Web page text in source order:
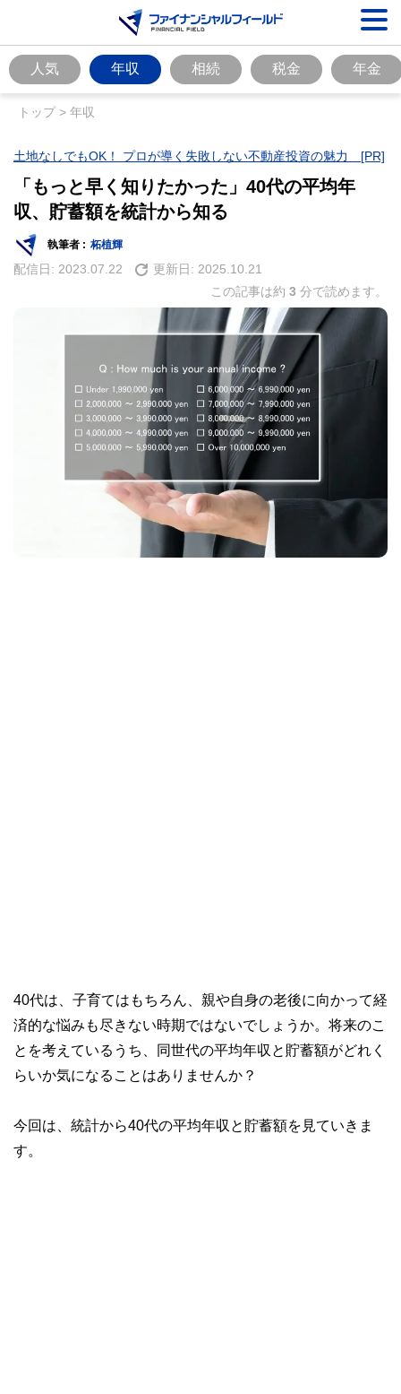
人気 年収 相続 税金 年金
トップ> 年収
土地なしでもOK！ プロが導く失敗しない不動産投資の魅力 [PR]
「もっと早く知りたかった」40代の平均年
収、貯蓄額を統計から知る
執筆者 : 柘植輝
配信日: 2023.07.22 更新日: 2025.10.21
この記事は約 3 分で読めます。
40代は、子育てはもちろん、親や自身の老後に向かって経
済的な悩みも尽きない時期ではないでしょうか。将来のこ
とを考えているうち、同世代の平均年収と貯蓄額がどれく
らいか気になることはありませんか？
今回は、統計から40代の平均年収と貯蓄額を見ていきま
す。